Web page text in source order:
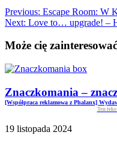
Previous: Escape Room: W
Next: Love to… upgrade! –
Może cię
Znaczkomania –
[Współpraca reklamowa z Phalanx]
Ten
19 listopada 2024